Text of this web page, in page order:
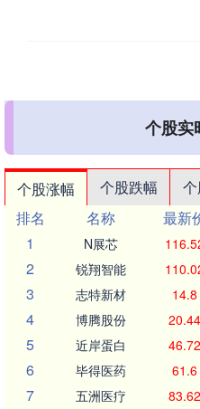
个股实
个股涨幅 个股跌幅
排名
名称 最新
1
N展芯
2 锐翔智能
3 志特新材 14.8
4 博腾股份 20.44
5 近岸蛋白 46.72
6 毕得医药 61.6
7 五洲医疗 83.62